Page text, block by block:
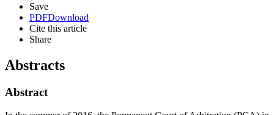
Save
PDFDownload
Cite this article
Share
Abstracts
Abstract